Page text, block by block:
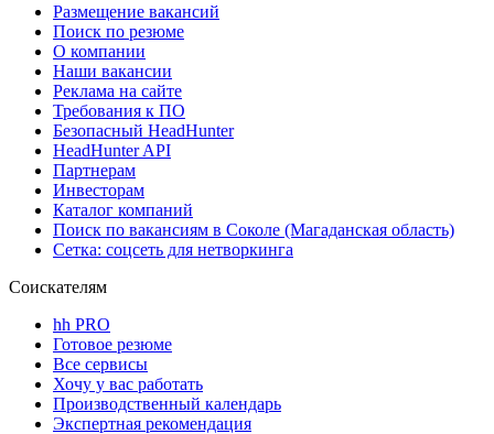
Размещение вакансий
Поиск по резюме
О компании
Наши вакансии
Реклама на сайте
Требования к ПО
Безопасный HeadHunter
HeadHunter API
Партнерам
Инвесторам
Каталог компаний
Поиск по вакансиям в Соколе (Магаданская область)
Сетка: соцсеть для нетворкинга
Соискателям
hh PRO
Готовое резюме
Все сервисы
Хочу у вас работать
Производственный календарь
Экспертная рекомендация